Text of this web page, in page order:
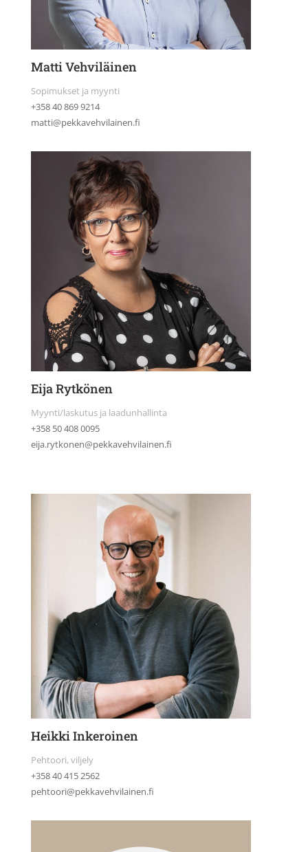
Matti Vehviläinen
Sopimukset ja myynti
+358 40 869 9214
matti@pekkavehvilainen.fi
Eija Rytkönen
Myynti/laskutus ja laadunhallinta
+358 50 408 0095
eija.rytkonen@pekkavehvilainen.fi
Heikki Inkeroinen
Pehtoori, viljely
+358 40 415 2562
pehtoori@pekkavehvilainen.fi